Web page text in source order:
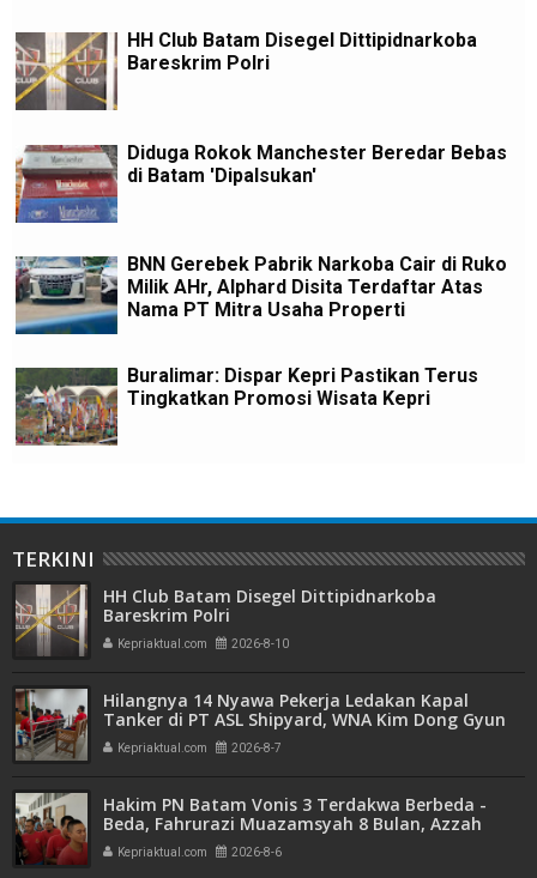
HH Club Batam Disegel Dittipidnarkoba
Bareskrim Polri
Diduga Rokok Manchester Beredar Bebas
di Batam 'Dipalsukan'
BNN Gerebek Pabrik Narkoba Cair di Ruko
Milik AHr, Alphard Disita Terdaftar Atas
Nama PT Mitra Usaha Properti
Buralimar: Dispar Kepri Pastikan Terus
Tingkatkan Promosi Wisata Kepri
TERKINI
HH Club Batam Disegel Dittipidnarkoba
Bareskrim Polri
Kepriaktual.com 2026-8-10
Hilangnya 14 Nyawa Pekerja Ledakan Kapal
Tanker di PT ASL Shipyard, WNA Kim Dong Gyun
Hanya Dituntut 1 Tahun 6 Bulan
Kepriaktual.com 2026-8-7
Hakim PN Batam Vonis 3 Terdakwa Berbeda -
Beda, Fahrurazi Muazamsyah 8 Bulan, Azzah
Azzurah dan Risma Divonis 2 Tahun 6 Bulan
Kepriaktual.com 2026-8-6